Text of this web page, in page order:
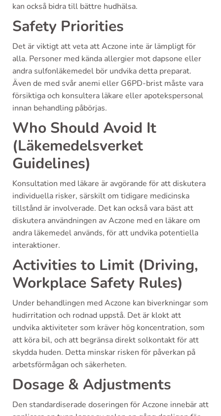
kan också bidra till bättre hudhälsa.
Safety Priorities
Det är viktigt att veta att Aczone inte är lämpligt för
alla. Personer med kända allergier mot dapsone eller
andra sulfonläkemedel bör undvika detta preparat.
Även de med svår anemi eller G6PD-brist måste vara
försiktiga och konsultera läkare eller apotekspersonal
innan behandling påbörjas.
Who Should Avoid It
(Läkemedelsverket
Guidelines)
Konsultation med läkare är avgörande för att diskutera
individuella risker, särskilt om tidigare medicinska
tillstånd är involverade. Det kan också vara bäst att
diskutera användningen av Aczone med en läkare om
andra läkemedel används, för att undvika potentiella
interaktioner.
Activities to Limit (Driving,
Workplace Safety Rules)
Under behandlingen med Aczone kan biverkningar som
hudirritation och rodnad uppstå. Det är klokt att
undvika aktiviteter som kräver hög koncentration, som
att köra bil, och att begränsa direkt solkontakt för att
skydda huden. Detta minskar risken för påverkan på
arbetsförmågan och säkerheten.
Dosage & Adjustments
Den standardiserade doseringen för Aczone innebär att